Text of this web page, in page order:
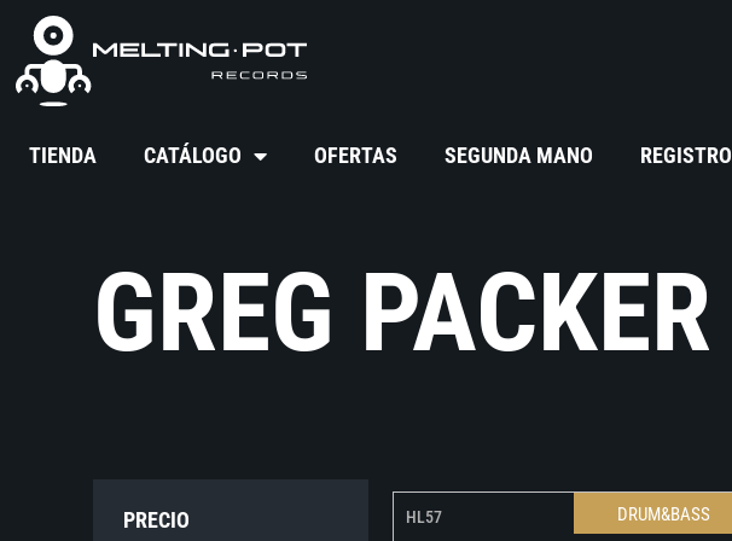
TIENDA CATÁLOGO OFERTAS SEGUNDA MANO REGISTRO
GREG PACKER
PRECIO HL57 DRUM&BASS